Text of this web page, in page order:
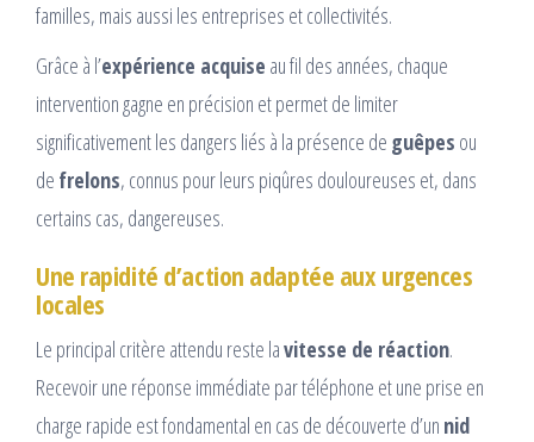
familles, mais aussi les entreprises et collectivités.
Grâce à l’expérience acquise au fil des années, chaque
intervention gagne en précision et permet de limiter
significativement les dangers liés à la présence de guêpes ou
de frelons, connus pour leurs piqûres douloureuses et, dans
certains cas, dangereuses.
Une rapidité d’action adaptée aux urgences
locales
Le principal critère attendu reste lavitesse de réaction.
Recevoir une réponse immédiate par téléphone et une prise en
charge rapide est fondamental en cas de découverte d’un nid